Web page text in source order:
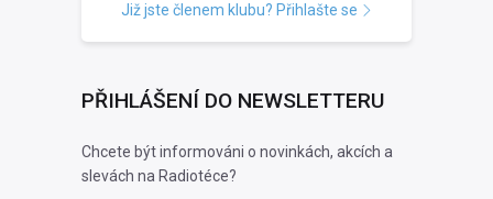
Již jste členem klubu? Přihlašte se
PŘIHLÁŠENÍ DO NEWSLETTERU
Chcete být informováni o novinkách, akcích a
slevách na Radiotéce?